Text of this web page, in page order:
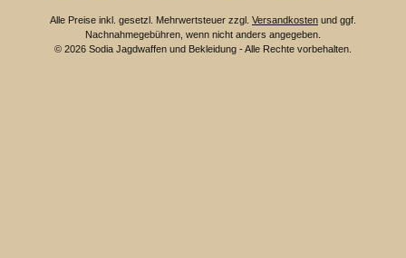
Alle Preise inkl. gesetzl. Mehrwertsteuer zzgl. Versandkosten und ggf.
Nachnahmegebühren, wenn nicht anders angegeben.
© 2026 Sodia Jagdwaffen und Bekleidung - Alle Rechte vorbehalten.